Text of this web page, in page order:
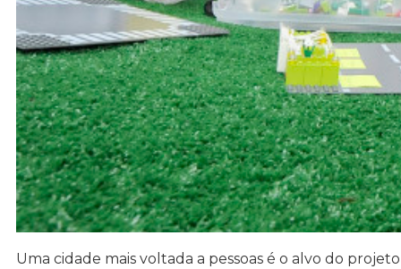
Uma cidade mais voltada a pessoas é o alvo do projeto